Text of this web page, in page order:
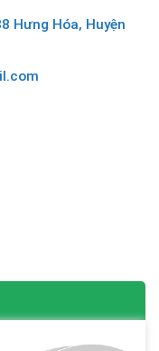
Hưng Hóa, Huyện